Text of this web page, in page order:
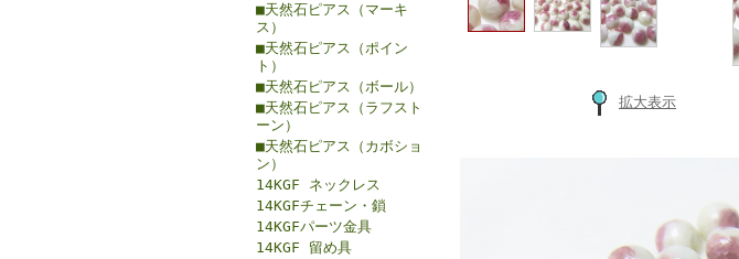
■天然石ピアス（マーキ
ス）
■天然石ピアス（ポイン
ト）
■天然石ピアス（ボール）
■天然石ピアス（ラフスト
ーン）
■天然石ピアス（カボショ
ン）
14KGF ネックレス
14KGFチェーン・鎖
14KGFパーツ金具
14KGF 留め具
拡大表示